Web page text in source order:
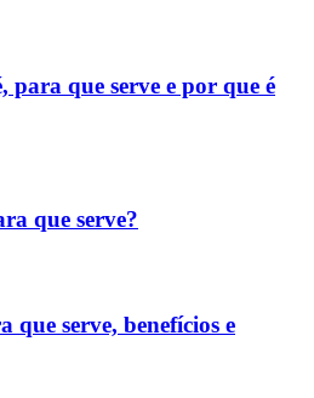
para que serve e por que é
que serve?
serve, benefícios e